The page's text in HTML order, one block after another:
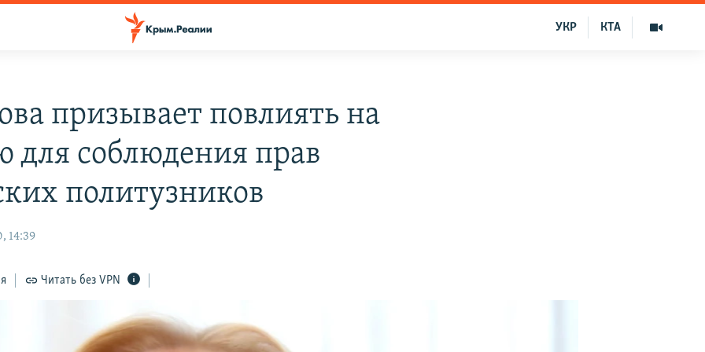
КТА
УКР
призывает повлиять на
для соблюдения прав
политузников
14:39
Читать без VPN